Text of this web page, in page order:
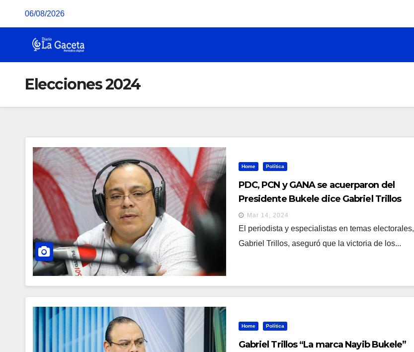
06/08/2026
Elecciones 2024
Home Política
PDC, PCN y GANA se acuerparon del
Presidente Bukele dice Gabriel Trillos
Mar 14, 2024
El periodista y especialistas en temas electorales,
Gabriel Trillos, aseguró que la victoria de los...
Home Política
Gabriel Trillos “La marca Nayib Bukele”